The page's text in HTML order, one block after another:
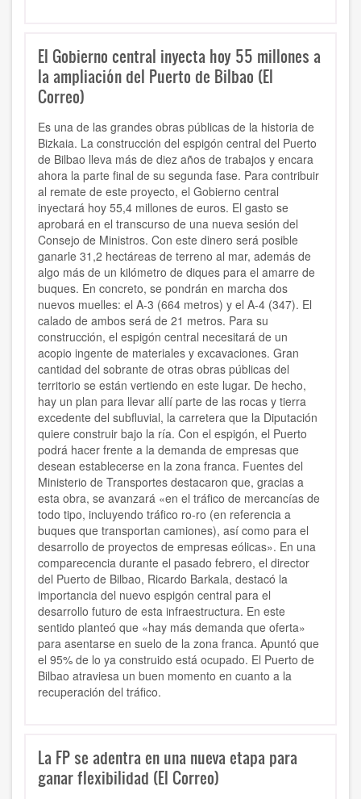
El Gobierno central inyecta hoy 55 millones a
la ampliación del Puerto de Bilbao (El
Correo)
Es una de las grandes obras públicas de la historia de
Bizkaia. La construcción del espigón central del Puerto
de Bilbao lleva más de diez años de trabajos y encara
ahora la parte final de su segunda fase. Para contribuir
al remate de este proyecto, el Gobierno central
inyectará hoy 55,4 millones de euros. El gasto se
aprobará en el transcurso de una nueva sesión del
Consejo de Ministros. Con este dinero será posible
ganarle 31,2 hectáreas de terreno al mar, además de
algo más de un kilómetro de diques para el amarre de
buques. En concreto, se pondrán en marcha dos
nuevos muelles: el A-3 (664 metros) y el A-4 (347). El
calado de ambos será de 21 metros. Para su
construcción, el espigón central necesitará de un
acopio ingente de materiales y excavaciones. Gran
cantidad del sobrante de otras obras públicas del
territorio se están vertiendo en este lugar. De hecho,
hay un plan para llevar allí parte de las rocas y tierra
excedente del subfluvial, la carretera que la Diputación
quiere construir bajo la ría. Con el espigón, el Puerto
podrá hacer frente a la demanda de empresas que
desean establecerse en la zona franca. Fuentes del
Ministerio de Transportes destacaron que, gracias a
esta obra, se avanzará «en el tráfico de mercancías de
todo tipo, incluyendo tráfico ro-ro (en referencia a
buques que transportan camiones), así como para el
desarrollo de proyectos de empresas eólicas». En una
comparecencia durante el pasado febrero, el director
del Puerto de Bilbao, Ricardo Barkala, destacó la
importancia del nuevo espigón central para el
desarrollo futuro de esta infraestructura. En este
sentido planteó que «hay más demanda que oferta»
para asentarse en suelo de la zona franca. Apuntó que
el 95% de lo ya construido está ocupado. El Puerto de
Bilbao atraviesa un buen momento en cuanto a la
recuperación del tráfico.
La FP se adentra en una nueva etapa para
ganar flexibilidad (El Correo)